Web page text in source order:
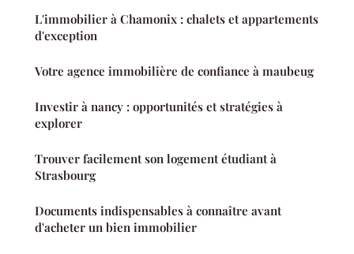
L'immobilier à Chamonix : chalets et appartements
d'exception
Votre agence immobilière de confiance à maubeug
Investir à nancy : opportunités et stratégies à
explorer
Trouver facilement son logement étudiant à
Strasbourg
Documents indispensables à connaître avant
d'acheter un bien immobilier